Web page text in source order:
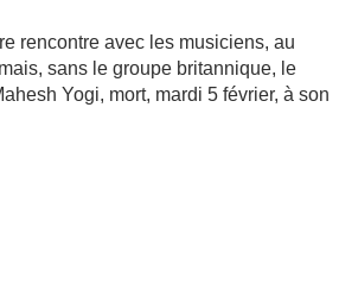
rencontre avec les musiciens, au
sans le groupe britannique, le
Yogi, mort, mardi 5 février, à son